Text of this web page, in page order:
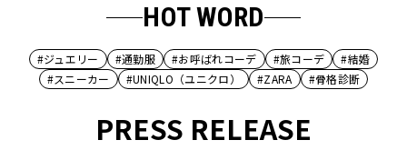
HOT WORD
#ジュエリー #通勤服 #お呼ばれコーデ #旅コーデ
#結婚
#スニーカー
#UNIQLO（ユニクロ） #ZARA #骨格診断
PRESS RELEASE